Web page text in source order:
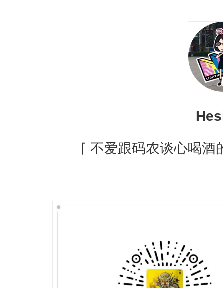
⌈ 不爱跟码农谈心喝